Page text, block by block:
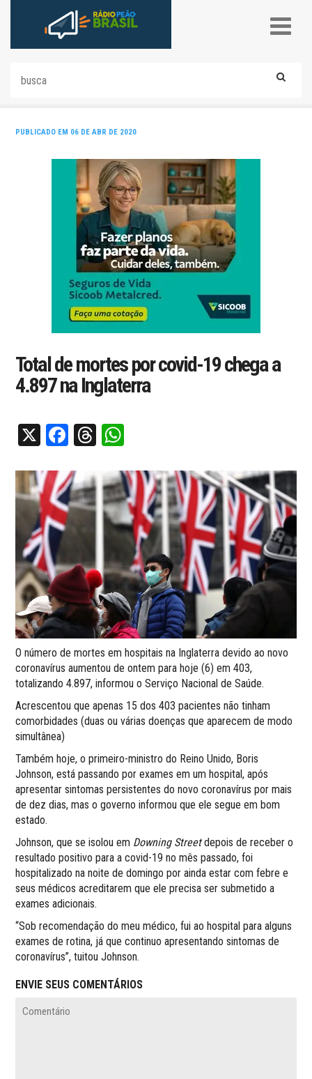
PUBLICADO EM 06 DE ABR DE 2020
Total de mortes por covid-19 chega a
4.897 na Inglaterra
X Facebook
Threads
O número de mortes em hospitais na Inglaterra devido ao novo
coronavírus aumentou de ontem para hoje (6) em 403,
totalizando 4.897, informou o Serviço Nacional de Saúde.
Acrescentou que apenas 15 dos 403 pacientes não tinham
comorbidades (duas ou várias doenças que aparecem de modo
simultânea)
Também hoje, o primeiro-ministro do Reino Unido, Boris
Johnson, está passando por exames em um hospital, após
apresentar sintomas persistentes do novo coronavírus por mais
de dez dias, mas o governo informou que ele segue em bom
estado.
Johnson, que se isolou em Downing Streetdepois de receber o
resultado positivo para a covid-19 no mês passado, foi
hospitalizado na noite de domingo por ainda estar com febre e
seus médicos acreditarem que ele precisa ser submetido a
exames adicionais.
“Sob recomendação do meu médico, fui ao hospital para alguns
exames de rotina, já que continuo apresentando sintomas de
coronavírus”, tuitou Johnson.
ENVIE SEUS COMENTÁRIOS